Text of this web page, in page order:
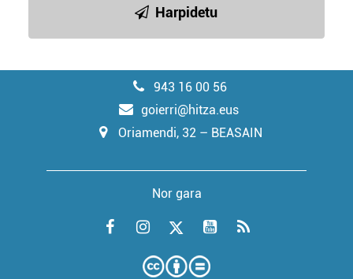
Harpidetu
943 16 00 56
goierri@hitza.eus
Oriamendi, 32 – BEASAIN
Nor gara